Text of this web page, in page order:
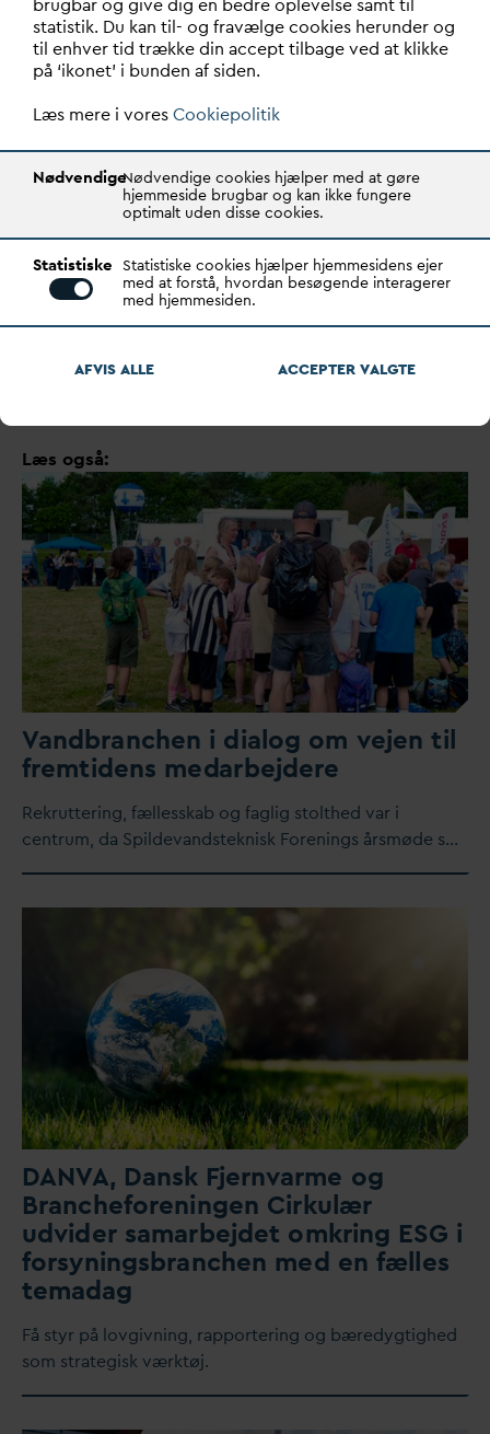
LæsDANSKVAND februar 2024
Læs også:
Vandbranchen i dialog om vejen til
fremtidens medarbejdere
Rekruttering, fællesskab og faglig stolthed var i
centrum, da Spildevandsteknisk Forenings årsmøde s…
DANVA, Dansk Fjernvarme og
Brancheforeningen Cirkulær
udvider samarbejdet omkring ESG i
forsyningsbranchen med en fælles
temadag
Få styr på lovgivning, rapportering og bæredygtighed
som strategisk værktøj.
statistik. Du kan til- og fravælge cookies herunder og
til enhver tid trække din accept tilbage ved at klikke
på ‘ikonet’ i bunden af siden.
Læs mere i voresCookiepolitik
NødvendigeNødvendige cookies hjælper med at gøre
hjemmeside brugbar og kan ikke fungere
optimalt uden disse cookies.
Statistiske Statistiske cookies hjælper hjemmesidens ejer
med at forstå, hvordan besøgende interagerer
med hjemmesiden.
AFVIS ALLE ACCEPTERVALGTE